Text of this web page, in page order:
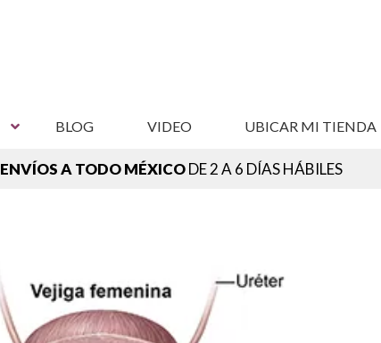
BLOG VIDEO UBICAR MI TIENDA
ENVÍOS A TODO MÉXICODE 2 A 6 DÍAS HÁBILES